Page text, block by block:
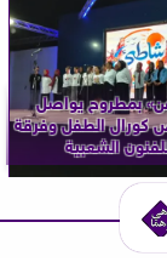
بمطروح يواصل
كورال الطفل وفرقة
الشعبية